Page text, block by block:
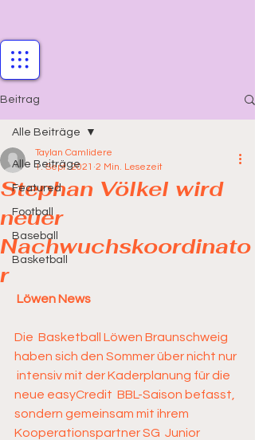
Beitrag
Alle Beiträge
Featured
Football
Baseball
Basketball
Alle Beiträge
Stephan Völkel wird
neuer
Nachwuchskoordinato
r
Taylan Camlidere
1. Sept. 2021 2 Min. Lesezeit
Löwen News
Die  Basketball Löwen Braunschweig
haben sich den Sommer über nicht nur
intensiv mit der Kaderplanung für die
neue easyCredit  BBL-Saison befasst,
sondern gemeinsam mit ihrem
Kooperationspartner SG  Junior